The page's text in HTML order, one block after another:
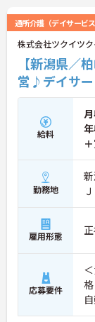
レンジ」など、
ンが用意されて
援制度があり、
す。
通所介護（デイサービス
株式会社ツクイツ
【新潟県／
営♪デイサー
給料
勤務地
雇用形態
応募要件
問